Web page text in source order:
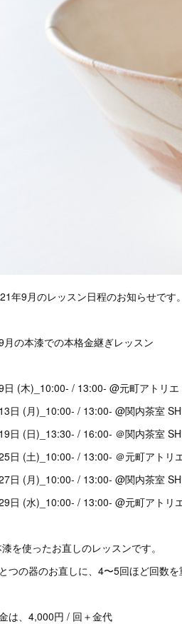
年9月のレッスン日程のお知らせです。
の本漆での本格金継ぎレッスン
(木)_10:00- / 13:00- @元町アトリエ
日 (月)_10:00- / 13:00- @関内茶室
日 (日)_13:30- / 16:00- ＠関内茶室
日 (土)_10:00- / 13:00- ＠元町アトリ
日 (月)_10:00- / 13:00- @関内茶室
日 (水)_10:00- / 13:00- @元町アトリ
を使ったお直しのレッスンです。
つの器のお直しに、4〜5回ほど回数
は、4,000円 / 回＋金代